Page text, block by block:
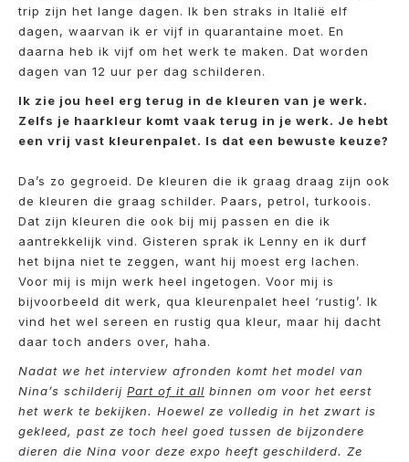
trip zijn het lange dagen. Ik ben straks in Italië elf
dagen, waarvan ik er vijf in quarantaine moet. En
daarna heb ik vijf om het werk te maken. Dat worden
dagen van 12 uur per dag schilderen.
Ik zie jou heel erg terug in de kleuren van je werk.
Zelfs je haarkleur komt vaak terug in je werk. Je hebt
een vrij vast kleurenpalet. Is dat een bewuste keuze?
Da’s zo gegroeid. De kleuren die ik graag draag zijn ook
de kleuren die graag schilder. Paars, petrol, turkoois.
Dat zijn kleuren die ook bij mij passen en die ik
aantrekkelijk vind. Gisteren sprak ik Lenny en ik durf
het bijna niet te zeggen, want hij moest erg lachen.
Voor mij is mijn werk heel ingetogen. Voor mij is
bijvoorbeeld dit werk, qua kleurenpalet heel ‘rustig’. Ik
vind het wel sereen en rustig qua kleur, maar hij dacht
daar toch anders over, haha.
Nadat we het interview afronden komt het model van
Nina’s schilderij Part of it all binnen om voor het eerst
het werk te bekijken. Hoewel ze volledig in het zwart is
gekleed, past ze toch heel goed tussen de bijzondere
dieren die Nina voor deze expo heeft geschilderd. Ze